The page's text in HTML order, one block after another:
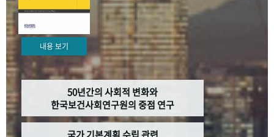
내용 보기
50년간의 사회적 변화와
한국보건사회연구원의 중점 연구